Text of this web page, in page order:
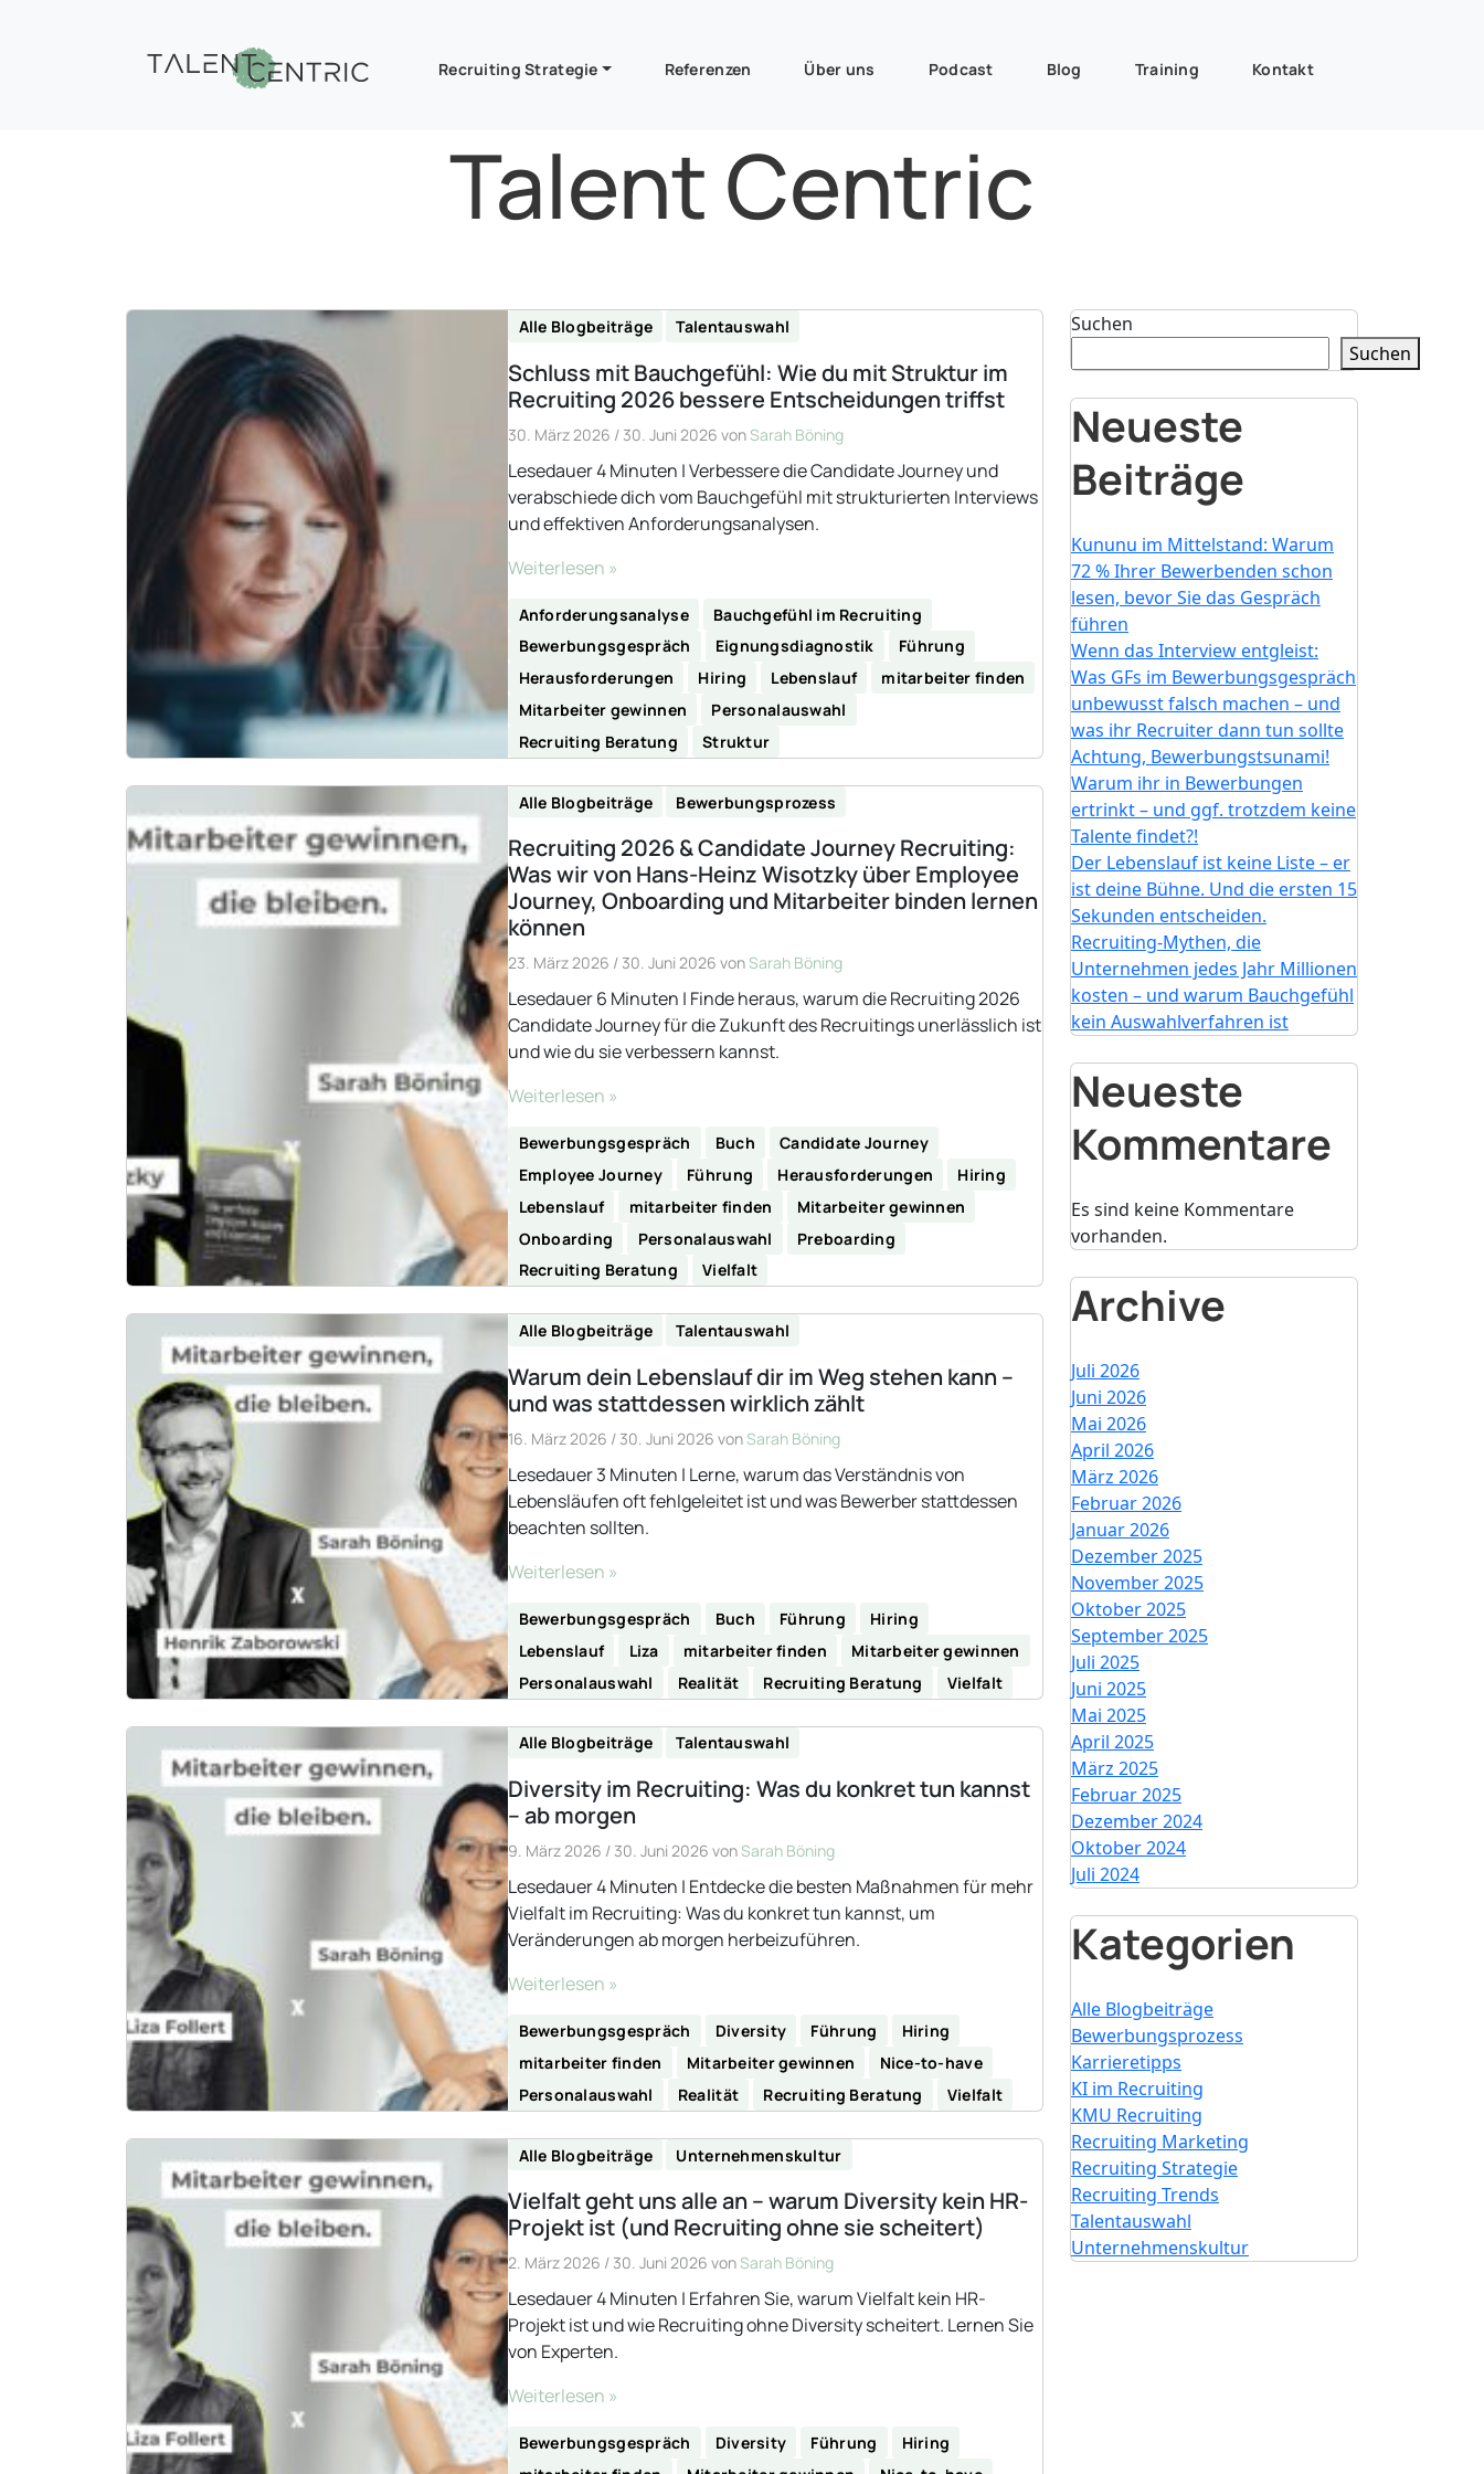
Recruiting Strategie Referenzen Über uns Podcast Blog Training Kontakt
Talent Centric
Alle Blogbeiträge Talentauswahl
Schluss mit Bauchgefühl: Wie du mit Struktur im
Recruiting 2026 bessere Entscheidungen triffst
30. März 2026 / 30. Juni 2026 vonSarah Böning
Lesedauer 4 Minuten | Verbessere die Candidate Journey und
verabschiede dich vom Bauchgefühl mit strukturierten Interviews
und effektiven Anforderungsanalysen.
Weiterlesen »
Anforderungsanalyse
Bauchgefühl im Recruiting
Bewerbungsgespräch
Eignungsdiagnostik
Führung
Herausforderungen
Hiring Lebenslauf
mitarbeiter finden
Mitarbeiter gewinnen
Personalauswahl
Recruiting Beratung
Struktur
Alle Blogbeiträge Bewerbungsprozess
Recruiting 2026 & Candidate Journey Recruiting:
Was wir von Hans-Heinz Wisotzky über Employee
Journey, Onboarding und Mitarbeiter binden lernen
können
23. März 2026 / 30. Juni 2026 vonSarah Böning
Lesedauer 6 Minuten | Finde heraus, warum die Recruiting 2026
Candidate Journey für die Zukunft des Recruitings unerlässlich ist
und wie du sie verbessern kannst.
Weiterlesen »
Bewerbungsgespräch Buch
Candidate Journey
Employee Journey
Führung Herausforderungen
Hiring
Lebenslauf
mitarbeiter finden
Mitarbeiter gewinnen
Onboarding
Personalauswahl
Preboarding
Recruiting Beratung
Vielfalt
Alle Blogbeiträge Talentauswahl
Warum dein Lebenslauf dir im Weg stehen kann –
und was stattdessen wirklich zählt
16. März 2026 / 30. Juni 2026 vonSarah Böning
Lesedauer 3 Minuten | Lerne, warum das Verständnis von
Lebensläufen oft fehlgeleitet ist und was Bewerber stattdessen
beachten sollten.
Weiterlesen »
Bewerbungsgespräch Buch Führung
Hiring
Lebenslauf
Liza mitarbeiter finden
Mitarbeiter gewinnen
Personalauswahl
Realität Recruiting Beratung Vielfalt
Alle Blogbeiträge Talentauswahl
Diversity im Recruiting: Was du konkret tun kannst
– ab morgen
9. März 2026 / 30. Juni 2026 vonSarah Böning
Lesedauer 4 Minuten | Entdecke die besten Maßnahmen für mehr
Vielfalt im Recruiting: Was du konkret tun kannst, um
Veränderungen ab morgen herbeizuführen.
Weiterlesen »
Bewerbungsgespräch Diversity Führung
Hiring
mitarbeiter finden
Mitarbeiter gewinnen
Nice-to-have
Personalauswahl
Realität Recruiting Beratung Vielfalt
Alle Blogbeiträge Unternehmenskultur
Vielfalt geht uns alle an – warum Diversity kein HR-
Projekt ist (und Recruiting ohne sie scheitert)
2. März 2026 / 30. Juni 2026 vonSarah Böning
Lesedauer 4 Minuten | Erfahren Sie, warum Vielfalt kein HR-
Projekt ist und wie Recruiting ohne Diversity scheitert. Lernen Sie
von Experten.
Weiterlesen »
Bewerbungsgespräch Diversity Führung
Hiring
Suchen
Suchen
Neueste
Beiträge
Kununu im Mittelstand: Warum
72 % Ihrer Bewerbenden schon
lesen, bevor Sie das Gespräch
führen
Wenn das Interview entgleist:
Was GFs im Bewerbungsgespräch
unbewusst falsch machen – und
was ihr Recruiter dann tun sollte
Achtung, Bewerbungstsunami!
Warum ihr in Bewerbungen
ertrinkt – und ggf. trotzdem keine
Talente findet?!
Der Lebenslauf ist keine Liste – er
ist deine Bühne. Und die ersten 15
Sekunden entscheiden.
Recruiting-Mythen, die
Unternehmen jedes Jahr Millionen
kosten – und warum Bauchgefühl
kein Auswahlverfahren ist
Neueste
Kommentare
Es sind keine Kommentare
vorhanden.
Archive
Juli 2026
Juni 2026
Mai 2026
April 2026
März 2026
Februar 2026
Januar 2026
Dezember 2025
November 2025
Oktober 2025
September 2025
Juli 2025
Juni 2025
Mai 2025
April 2025
März 2025
Februar 2025
Dezember 2024
Oktober 2024
Juli 2024
Kategorien
Alle Blogbeiträge
Bewerbungsprozess
Karrieretipps
KI im Recruiting
KMU Recruiting
Recruiting Marketing
Recruiting Strategie
Recruiting Trends
Talentauswahl
Unternehmenskultur